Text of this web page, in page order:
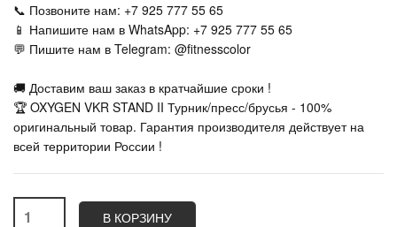
📞 Позвоните нам: +7 925 777 55 65
📱 Напишите нам в WhatsApp: +7 925 777 55 65
💬 Пишите нам в Telegram: @fitnesscolor
🚚 Доставим ваш заказ в кратчайшие сроки !
🏆 OXYGEN VKR STAND II Турник/пресс/брусья - 100%
оригинальный товар. Гарантия производителя действует на
всей территории России !
В КОРЗИНУ